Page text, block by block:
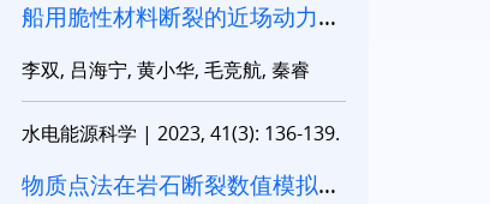
船用脆性材料断裂的近场动力学
李双, 吕海宁, 黄小华, 毛竞航, 秦睿
水电能源科学 | 2023, 41(3): 136-139.
物质点法在岩石断裂数值模拟中